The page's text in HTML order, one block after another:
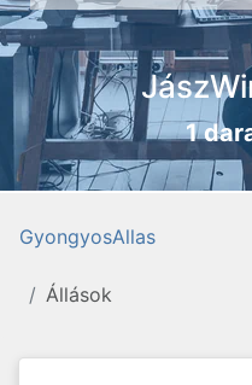
1
GyongyosAllas
Állások